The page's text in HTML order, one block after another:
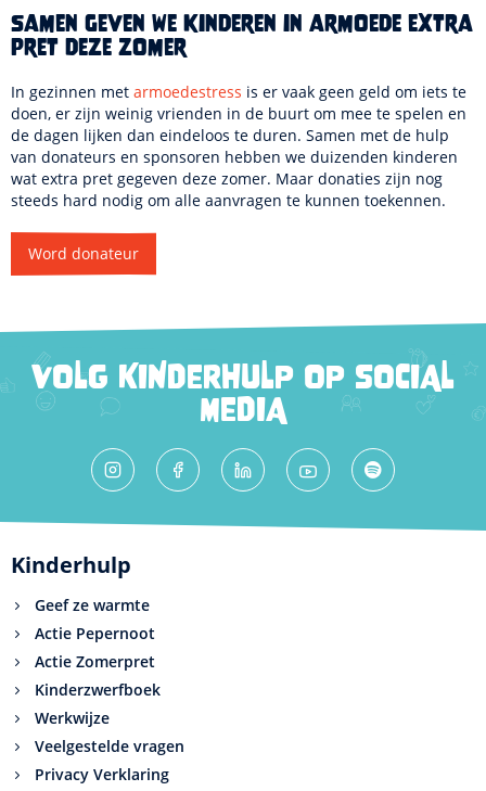
Samen geven we kinderen in armoede extra
pret deze zomer
In gezinnen met armoedestress is er vaak geen geld om iets te
doen, er zijn weinig vrienden in de buurt om mee te spelen en
de dagen lijken dan eindeloos te duren. Samen met de hulp
van donateurs en sponsoren hebben we duizenden kinderen
wat extra pret gegeven deze zomer. Maar donaties zijn nog
steeds hard nodig om alle aanvragen te kunnen toekennen.
Word donateur
VOLG KINDERHULP OP SOCIAL
MEDIA
Kinderhulp
Geef ze warmte
Actie Pepernoot
Actie Zomerpret
Kinderzwerfboek
Werkwijze
Veelgestelde vragen
Privacy Verklaring